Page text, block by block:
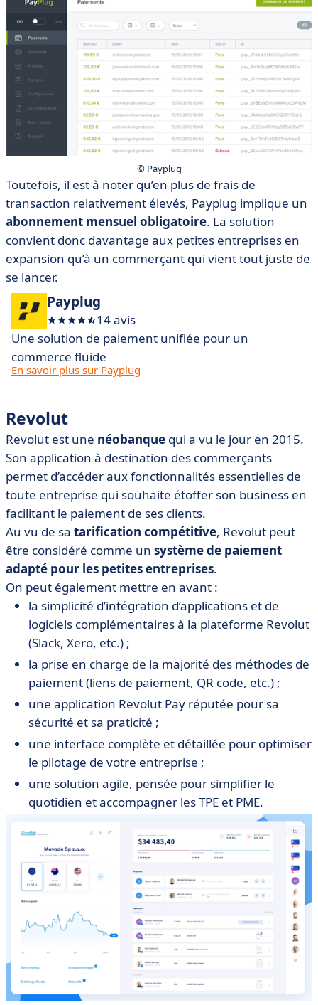
© Payplug
Toutefois, il est à noter qu’en plus de frais de
transaction relativement élevés, Payplug implique un
abonnement mensuel obligatoire. La solution
convient donc davantage aux petites entreprises en
expansion qu’à un commerçant qui vient tout juste de
se lancer.
Payplug
14 avis
Une solution de paiement unifiée pour un
commerce fluide
En savoir plus sur Payplug
Revolut
Revolut est une néobanque qui a vu le jour en 2015.
Son application à destination des commerçants
permet d’accéder aux fonctionnalités essentielles de
toute entreprise qui souhaite étoffer son business en
facilitant le paiement de ses clients.
Au vu de sa tarification compétitive, Revolut peut
être considéré comme un système de paiement
adapté pour les petites entreprises.
On peut également mettre en avant :
la simplicité d’intégration d’applications et de
logiciels complémentaires à la plateforme Revolut
(Slack, Xero, etc.) ;
la prise en charge de la majorité des méthodes de
paiement (liens de paiement, QR code, etc.) ;
une application Revolut Pay réputée pour sa
sécurité et sa praticité ;
une interface complète et détaillée pour optimiser
le pilotage de votre entreprise ;
une solution agile, pensée pour simplifier le
quotidien et accompagner les TPE et PME.